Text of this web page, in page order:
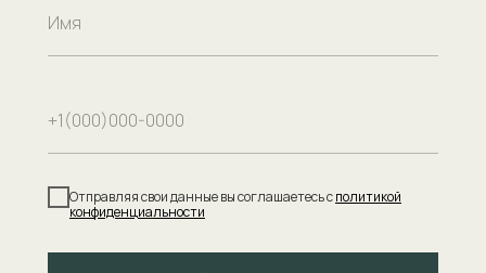
Отправляя свои данные вы соглашаетесь сполитикой
конфиденциальности